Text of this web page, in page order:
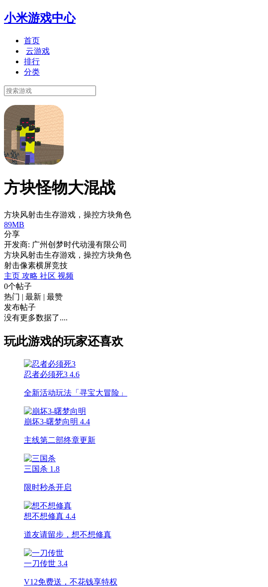
小米游戏中心
首页
云游戏
排行
分类
方块怪物大混战
方块风射击生存游戏，操控方块角色
89MB
分享
开发商: 广州创梦时代动漫有限公司
方块风射击生存游戏，操控方块角色
射击像素横屏竞技
主页 攻略 社区 视频
0个帖子
热门 | 最新 | 最赞
发布帖子
没有更多数据了....
玩此游戏的玩家还喜欢
忍者必须死3 4.6
全新活动玩法「寻宝大冒险」
崩坏3-曙梦向明 4.4
主线第二部终章更新
三国杀 1.8
限时秒杀开启
想不想修真 4.4
道友请留步，想不想修真
一刀传世 3.4
V12免费送，不花钱享特权